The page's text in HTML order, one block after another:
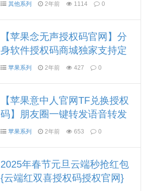
其他系列 2年前 1114 0
【苹果念无声授权码官网】分
身软件授权码商城独家支持定
时发圈 定时群发 独家密友 iPad
苹果系列 2年前 427 0
【苹果意中人官网TF兑换授权
码】朋友圈一键转发语音转发
群发群消息定时群发ipad双设备
苹果系列 2年前 653 0
2025年春节元旦云端秒抢红包
{云端红双喜授权码授权官网}